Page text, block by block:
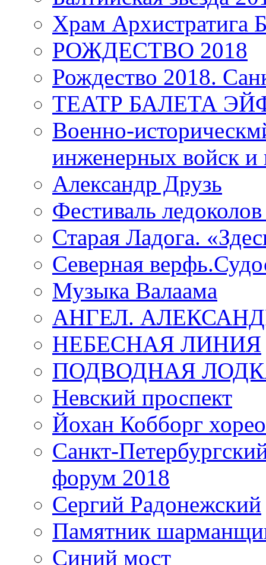
Храм
РОЖДЕСТВО 2018
Рождество 2018.
ТЕАТР БАЛЕТА
Военно-
инженерных войск и
Александр Друзь
Фестиваль
Старая Ладога.
Северная
Музыка Валаама
АНГЕЛ.
НЕБЕСНАЯ ЛИНИЯ
ПОДВОДНАЯ
Невский проспект
Йохан Кобборг
Санкт-
форум 2018
Сергий Радонежский
Памятник
Синий мост